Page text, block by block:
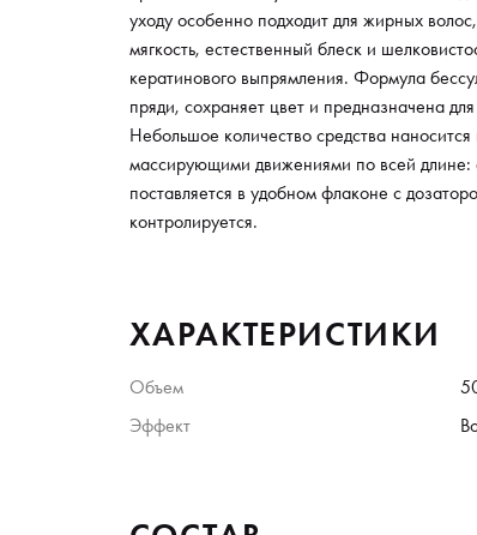
уходу особенно подходит для жирных
мягкость, естественный блеск и
кератинового выпрямления. Формула
пряди, сохраняет цвет и предназначена
Небольшое количество средства
массирующими движениями по всей
поставляется в удобном флаконе с
контролируется.
ХАРАКТЕРИСТИКИ
Объем
Эффект